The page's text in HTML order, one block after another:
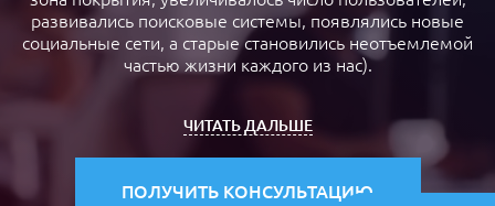
развивались поисковые системы, появлялись новые
социальные сети, а старые становились неотъемлемой
частью жизни каждого из нас).
ЧИТАТЬ ДАЛЬШЕ
ПОЛУЧИТЬ КОНСУЛЬТАЦИЮ